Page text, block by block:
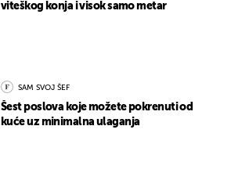
viteškog konja i visok samo metar
SAM SVOJ ŠEF
Šest poslova koje možete pokrenuti od
kuće uz minimalna ulaganja